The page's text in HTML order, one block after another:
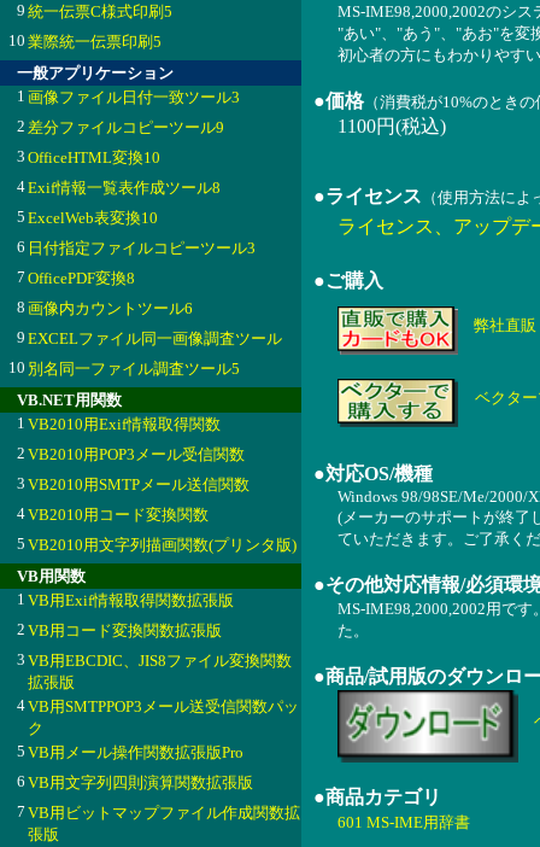
9 統一伝票C様式印刷5
10 業際統一伝票印刷5
一般アプリケーション
1 画像ファイル日付一致ツール3
2 差分ファイルコピーツール9
3 OfficeHTML変換10
4Exif情報一覧表作成ツール8
5 ExcelWeb表変換10
6 日付指定ファイルコピーツール3
7 OfficePDF変換8
8 画像内カウントツール6
9 EXCELファイル同一画像調査ツール
10 別名同一ファイル調査ツール5
VB.NET用関数
1 VB2010用Exif情報取得関数
2 VB2010用POP3メール受信関数
3 VB2010用SMTPメール送信関数
4VB2010用コード変換関数
5 VB2010用文字列描画関数(プリンタ版)
VB用関数
1 VB用Exif情報取得関数拡張版
2 VB用コード変換関数拡張版
3 VB用EBCDIC、JIS8ファイル変換関数
拡張版
4VB用SMTPPOP3メール送受信関数パッ
ク
5 VB用メール操作関数拡張版Pro
6 VB用文字列四則演算関数拡張版
7 VB用ビットマップファイル作成関数拡
張版
MS-IME98,2000,2002のシ
"あい"、"あう"、"あお"を変
初心者の方にもわかりやす
●価格（消費税が10%のとき
1100円(税込)
●ライセンス （使用方法に
ライセンス、アップデ
●ご購入
弊社直販
ベクタ
●対応OS/機種
Windows 98/98SE/Me/2000/
(メーカーのサポートが終了
ていただきます。ご了承く
●その他対応情報/必須環
MS-IME98,2000,2002用で
た。
●商品/試用版のダウンロ
●商品カテゴリ
601 MS-IME用辞書